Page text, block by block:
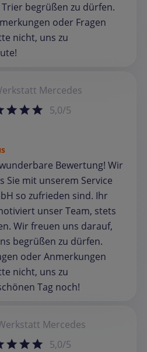
Trier begrüßen zu dürfen.
oder Fragen
nicht, uns zu
Mercedes
5,0/5
Bewertung! Wir
Sie mit unserem Service
so zufrieden sind. Ihr
unser Team, stets
Wir freuen uns darauf,
begrüßen zu dürfen.
oder Anmerkungen
nicht, uns zu
Tag noch!
Mercedes
5,0/5